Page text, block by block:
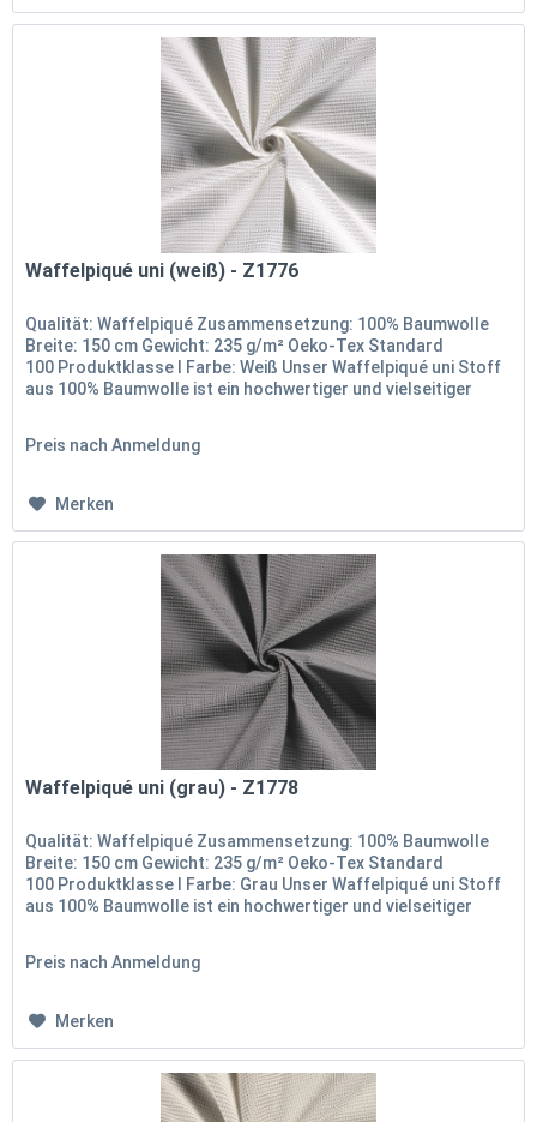
Waffelpiqué uni (weiß) - Z1776
Qualität: Waffelpiqué Zusammensetzung: 100% Baumwolle
Breite: 150 cm Gewicht: 235 g/m² Oeko-Tex Standard
100 Produktklasse I Farbe: Weiß Unser Waffelpiqué uni Stoff
aus 100% Baumwolle ist ein hochwertiger und vielseitiger
Preis nach Anmeldung
Merken
Waffelpiqué uni (grau) - Z1778
Qualität: Waffelpiqué Zusammensetzung: 100% Baumwolle
Breite: 150 cm Gewicht: 235 g/m² Oeko-Tex Standard
100 Produktklasse I Farbe: Grau Unser Waffelpiqué uni Stoff
aus 100% Baumwolle ist ein hochwertiger und vielseitiger
Preis nach Anmeldung
Merken